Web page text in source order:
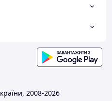
2008-2026